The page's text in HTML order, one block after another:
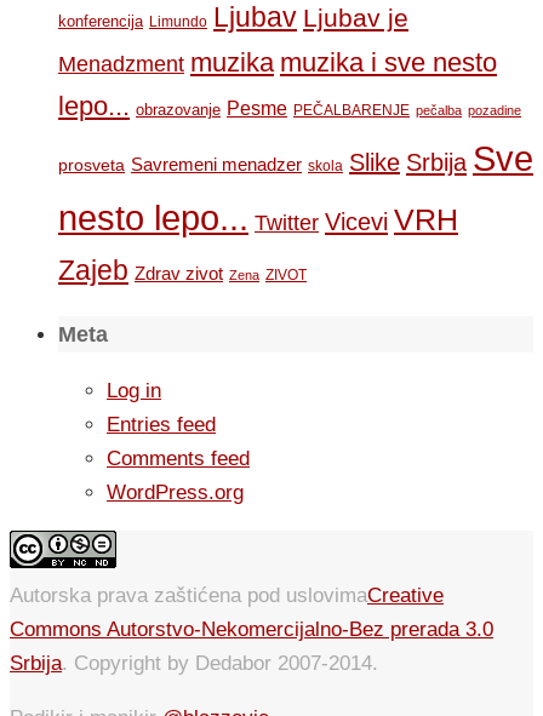
konferencija Limundo Ljubav Ljubav je
Menadzment muzika muzika i sve nesto
lepo... obrazovanje Pesme PEČALBARENJE pečalba pozadine
prosveta Savremeni menadzer skola Slike Srbija Sve
nesto lepo... Twitter Vicevi VRH
Zajeb Zdrav zivot Zena ZIVOT
Meta
Log in
Entries feed
Comments feed
WordPress.org
Autorska prava zaštićena pod uslovimaCreative
Commons Autorstvo-Nekomercijalno-Bez prerada 3.0
Srbija. Copyright by Dedabor 2007-2014.